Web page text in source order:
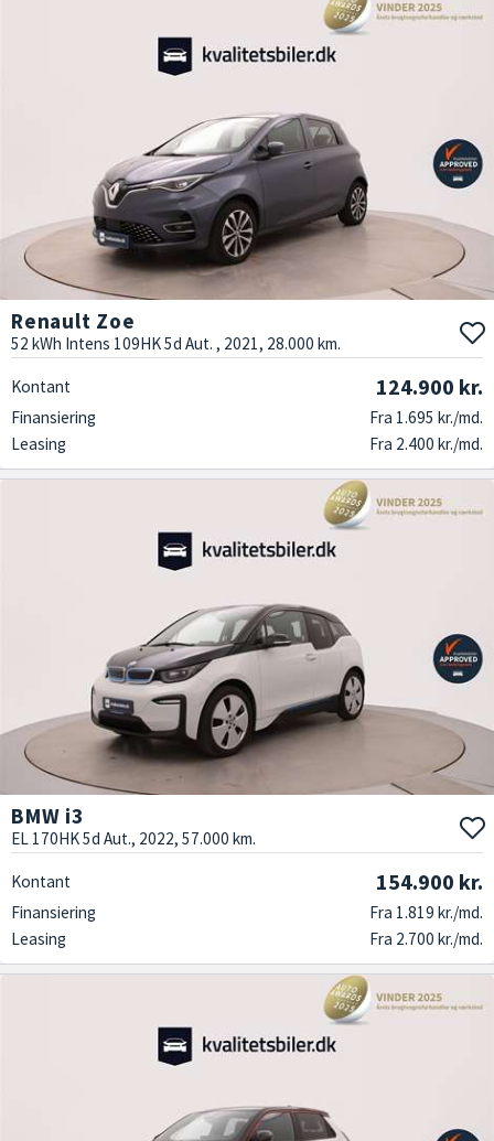
Renault Zoe
52 kWh Intens 109HK 5d Aut. , 2021, 28.000 km.
Kontant 124.900 kr.
Finansiering
Fra 1.695 kr./md.
Leasing
Fra 2.400 kr./md.
BMW i3
EL 170HK 5d Aut., 2022, 57.000 km.
Kontant 154.900 kr.
Finansiering
Fra 1.819 kr./md.
Leasing
Fra 2.700 kr./md.